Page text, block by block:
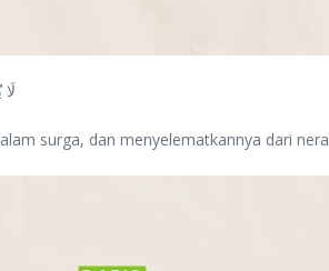
surga, dan menyelematkannya dari